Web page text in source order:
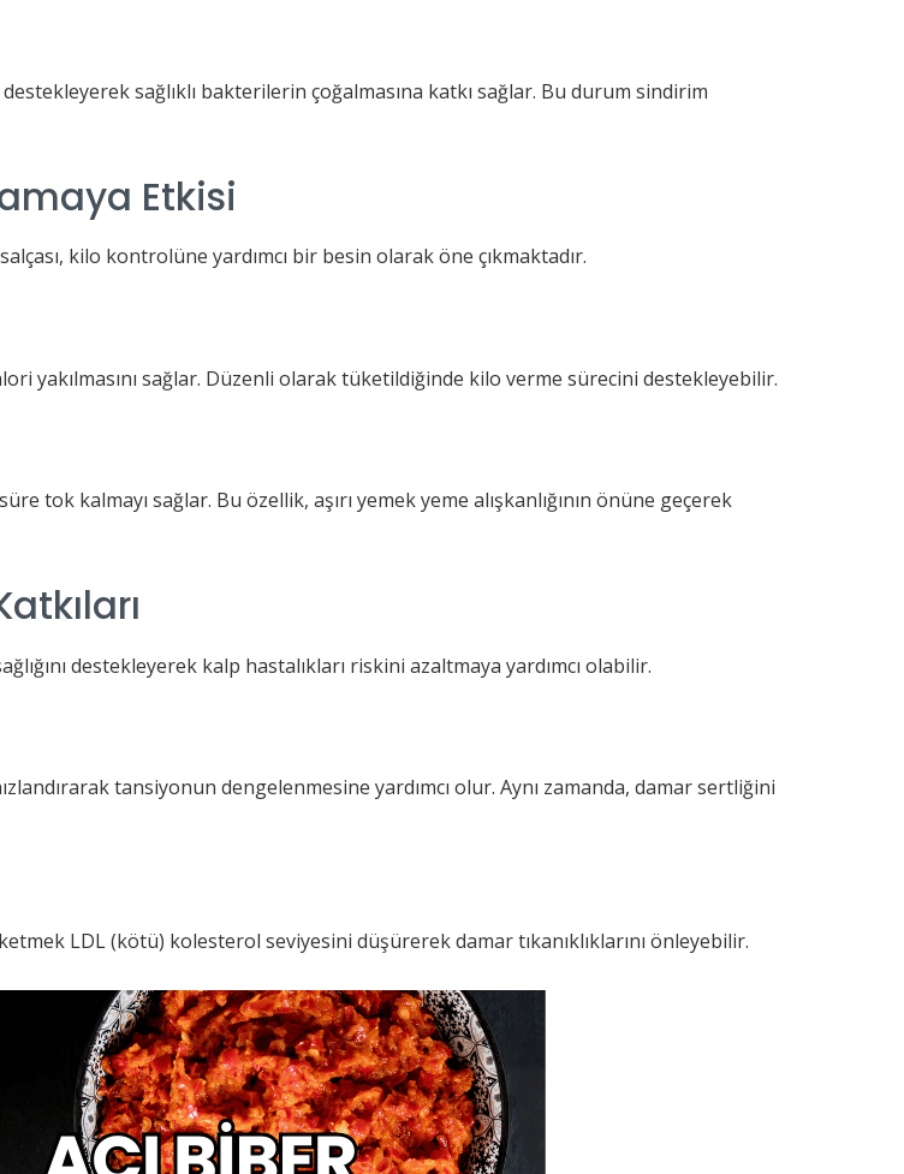
sağlıklı bakterilerin çoğalmasına katkı sağlar. Bu durum sindirim
Etkisi
kilo kontrolüne yardımcı bir besin olarak öne çıkmaktadır.
yakılmasını sağlar. Düzenli olarak tüketildiğinde kilo verme sürecini destekleyebilir.
tok kalmayı sağlar. Bu özellik, aşırı yemek yeme alışkanlığının önüne geçerek
destekleyerek kalp hastalıkları riskini azaltmaya yardımcı olabilir.
tansiyonun dengelenmesine yardımcı olur. Aynı zamanda, damar sertliğini
LDL (kötü) kolesterol seviyesini düşürerek damar tıkanıklıklarını önleyebilir.